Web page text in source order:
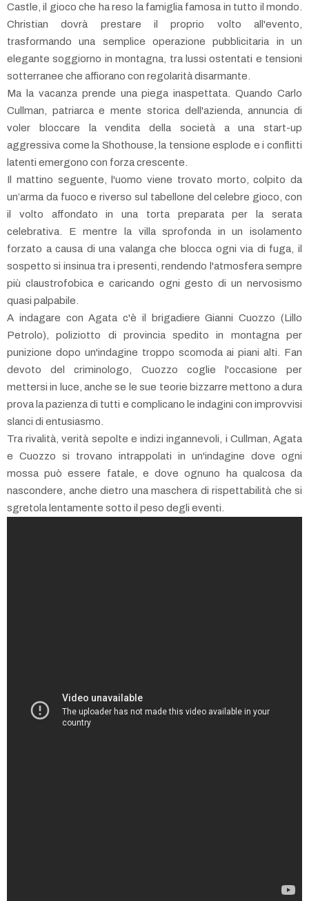
Castle, il gioco che ha reso la famiglia famosa in tutto il mondo.
Christian dovrà prestare il proprio volto all'evento,
trasformando una semplice operazione pubblicitaria in un
elegante soggiorno in montagna, tra lussi ostentati e tensioni
sotterranee che affiorano con regolarità disarmante.
Ma la vacanza prende una piega inaspettata. Quando Carlo
Cullman, patriarca e mente storica dell'azienda, annuncia di
voler bloccare la vendita della società a una start-up
aggressiva come la Shothouse, la tensione esplode e i conflitti
latenti emergono con forza crescente.
Il mattino seguente, l'uomo viene trovato morto, colpito da
un’arma da fuoco e riverso sul tabellone del celebre gioco, con
il volto affondato in una torta preparata per la serata
celebrativa. E mentre la villa sprofonda in un isolamento
forzato a causa di una valanga che blocca ogni via di fuga, il
sospetto si insinua tra i presenti, rendendo l'atmosfera sempre
più claustrofobica e caricando ogni gesto di un nervosismo
quasi palpabile.
A indagare con Agata c'è il brigadiere Gianni Cuozzo (Lillo
Petrolo), poliziotto di provincia spedito in montagna per
punizione dopo un'indagine troppo scomoda ai piani alti. Fan
devoto del criminologo, Cuozzo coglie l'occasione per
mettersi in luce, anche se le sue teorie bizzarre mettono a dura
prova la pazienza di tutti e complicano le indagini con improvvisi
slanci di entusiasmo.
Tra rivalità, verità sepolte e indizi ingannevoli, i Cullman, Agata
e Cuozzo si trovano intrappolati in un'indagine dove ogni
mossa può essere fatale, e dove ognuno ha qualcosa da
nascondere, anche dietro una maschera di rispettabilità che si
sgretola lentamente sotto il peso degli eventi.